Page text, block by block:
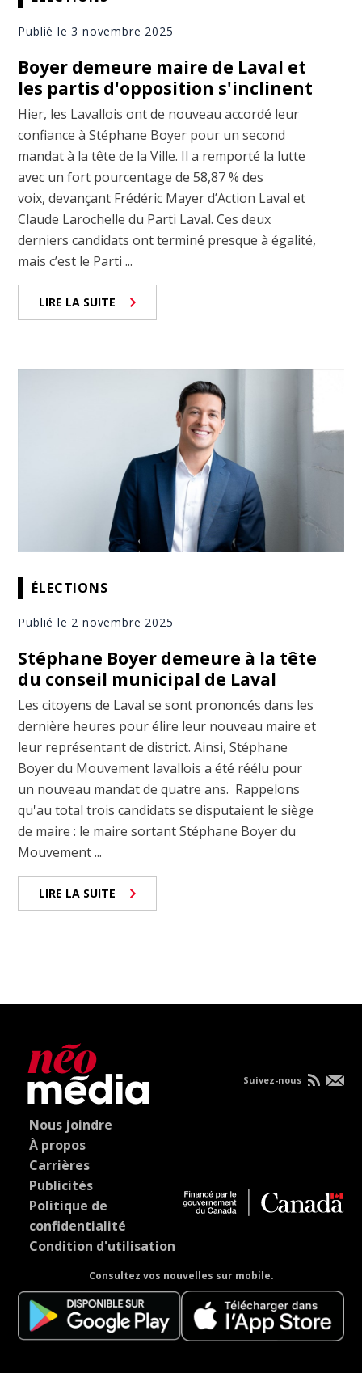
Publié le 3 novembre 2025
Boyer demeure maire de Laval et
les partis d'opposition s'inclinent
Hier, les Lavallois ont de nouveau accordé leur
confiance à Stéphane Boyer pour un second
mandat à la tête de la Ville. Il a remporté la lutte
avec un fort pourcentage de 58,87 % des
voix, devançant Frédéric Mayer d’Action Laval et
Claude Larochelle du Parti Laval. Ces deux
derniers candidats ont terminé presque à égalité,
mais c’est le Parti ...
LIRE LA SUITE
ÉLECTIONS
Publié le 2 novembre 2025
Stéphane Boyer demeure à la tête
du conseil municipal de Laval
Les citoyens de Laval se sont prononcés dans les
dernière heures pour élire leur nouveau maire et
leur représentant de district. Ainsi, Stéphane
Boyer du Mouvement lavallois a été réélu pour
un nouveau mandat de quatre ans. Rappelons
qu'au total trois candidats se disputaient le siège
de maire : le maire sortant Stéphane Boyer du
Mouvement ...
LIRE LA SUITE
Nous joindre
À propos
Carrières
Publicités
Politique de
confidentialité
Condition d'utilisation
Consultez vos nouvelles sur mobile.
Suivez-nous